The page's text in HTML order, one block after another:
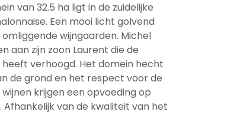
van 32.5 ha ligt in de zuidelijke
Een mooi licht golvend
wijngaarden. Michel
aan zijn zoon Laurent die de
verhoogd. Het domein hecht
de grond en het respect voor de
krijgen een opvoeding op
Afhankelijk van de kwaliteit van het